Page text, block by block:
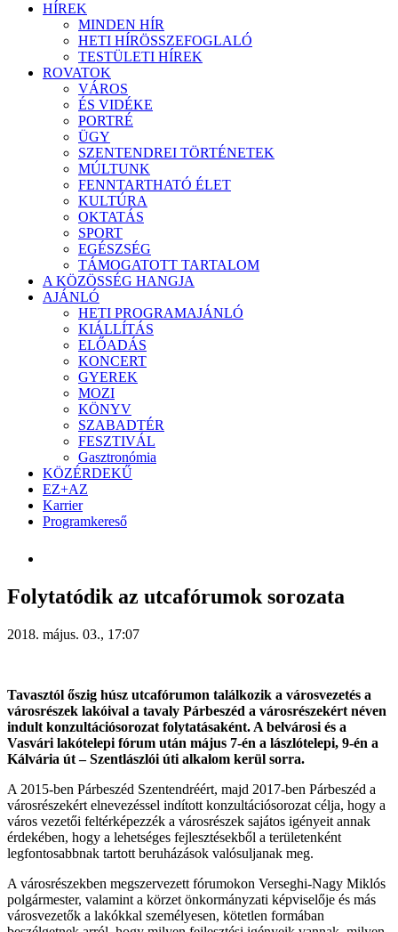
HÍREK
MINDEN HÍR
HETI HÍRÖSSZEFOGLALÓ
TESTÜLETI HÍREK
ROVATOK
VÁROS
ÉS VIDÉKE
PORTRÉ
ÜGY
SZENTENDREI TÖRTÉNETEK
MÚLTUNK
FENNTARTHATÓ ÉLET
KULTÚRA
OKTATÁS
SPORT
EGÉSZSÉG
TÁMOGATOTT TARTALOM
A KÖZÖSSÉG HANGJA
AJÁNLÓ
HETI PROGRAMAJÁNLÓ
KIÁLLÍTÁS
ELŐADÁS
KONCERT
GYEREK
MOZI
KÖNYV
SZABADTÉR
FESZTIVÁL
Gasztronómia
KÖZÉRDEKŰ
EZ+AZ
Karrier
Programkereső
Folytatódik az utcafórumok sorozata
2018. május. 03., 17:07
Tavasztól őszig húsz utcafórumon találkozik a városvezetés a
városrészek lakóival a tavaly Párbeszéd a városrészekért néven
indult konzultációsorozat folytatásaként. A belvárosi és a
Vasvári lakótelepi fórum után május 7-én a lászlótelepi, 9-én a
Kálvária út – Szentlászlói úti alkalom kerül sorra.
A 2015-ben Párbeszéd Szentendréért, majd 2017-ben Párbeszéd a
városrészekért elnevezéssel indított konzultációsorozat célja, hogy a
város vezetői feltérképezzék a városrészek sajátos igényeit annak
érdekében, hogy a lehetséges fejlesztésekből a területenként
legfontosabbnak tartott beruházások valósuljanak meg.
A városrészekben megszervezett fórumokon Verseghi-Nagy Miklós
polgármester, valamint a körzet önkormányzati képviselője és más
városvezetők a lakókkal személyesen, kötetlen formában